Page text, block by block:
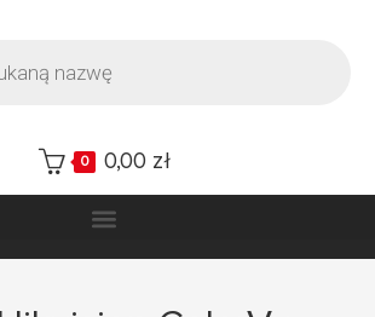
0 0,00 zł